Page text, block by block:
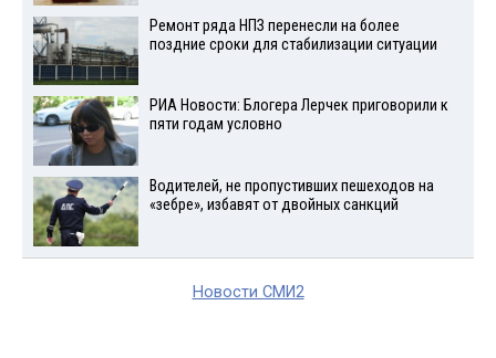
Ремонт ряда НПЗ перенесли на более
поздние сроки для стабилизации ситуации
РИА Новости: Блогера Лерчек приговорили к
пяти годам условно
Водителей, не пропустивших пешеходов на
«зебре», избавят от двойных санкций
Новости СМИ2